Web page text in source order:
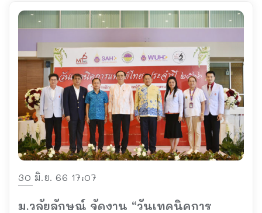
30 มิ.ย. 66 17:07
ม.วลัยลักษณ์ จัดงาน “วันเทคนิคการ